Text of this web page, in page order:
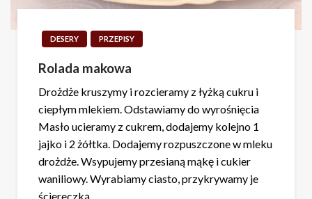
DESERY PRZEPISY
Rolada makowa
Drożdże kruszymy i rozcieramy z łyżką cukru i
ciepłym mlekiem. Odstawiamy do wyrośnięcia
Masło ucieramy z cukrem, dodajemy kolejno 1
jajko i 2 żółtka. Dodajemy rozpuszczone w mleku
drożdże. Wsypujemy przesianą mąkę i cukier
waniliowy. Wyrabiamy ciasto, przykrywamy je
ściereczką…